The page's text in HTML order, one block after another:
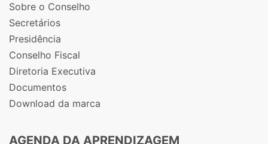
Sobre o Conselho
Secretários
Presidência
Conselho Fiscal
Diretoria Executiva
Documentos
Download da marca
AGENDA DA APRENDIZAGEM